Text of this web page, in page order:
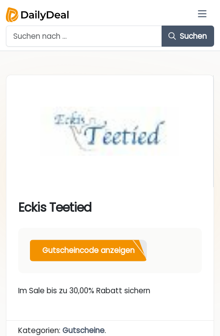
Suchen
Eckis Teetied
Gutscheincode anzeigen
Im Sale bis zu 30,00% Rabatt sichern
Kategorien: Gutscheine.